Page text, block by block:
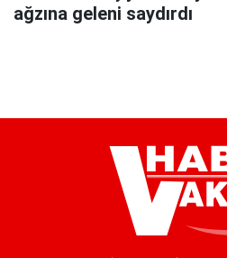
ağzına geleni saydırdı